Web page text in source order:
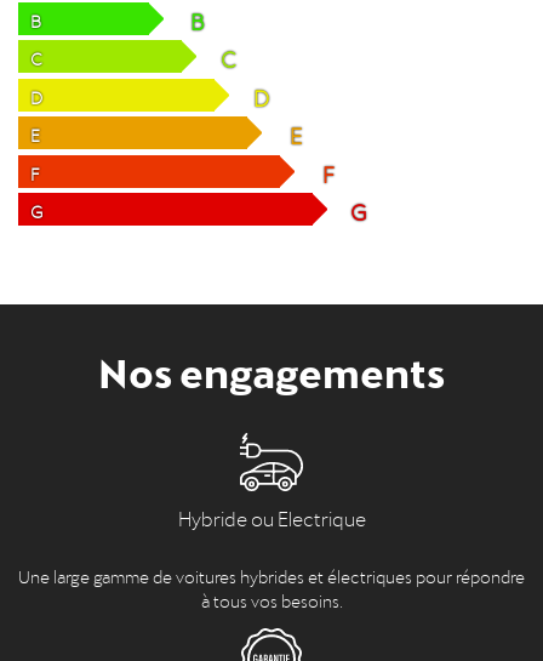
B B
C C
D D
E E
F F
G G
Nos engagements
Hybride ou Electrique
Une large gamme de voitures hybrides et électriques pour répondre
à tous vos besoins.